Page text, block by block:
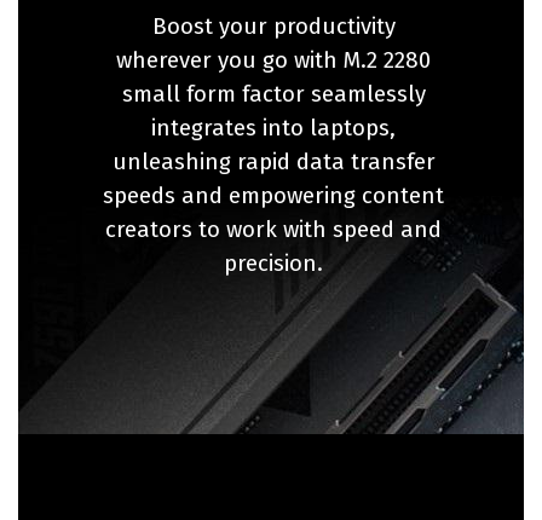
Boost your productivity
wherever you go with M.2 2280
small form factor seamlessly
integrates into laptops,
unleashing rapid data transfer
speeds and empowering content
creators to work with speed and
precision.